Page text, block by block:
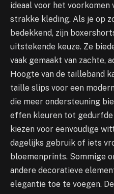
ideaal voor het
strakke kleding. Als je op
bedekkend, zijn
uitstekende keuze. Ze
vaak gemaakt van zachte,
Hoogte van de tailleband
taille slips voor een
die meer ondersteuning
effen kleuren tot gedurfde
kiezen voor eenvoudige
dagelijks gebruik of iets
bloemenprints. Sommige
andere decoratieve
elegantie toe te voegen.